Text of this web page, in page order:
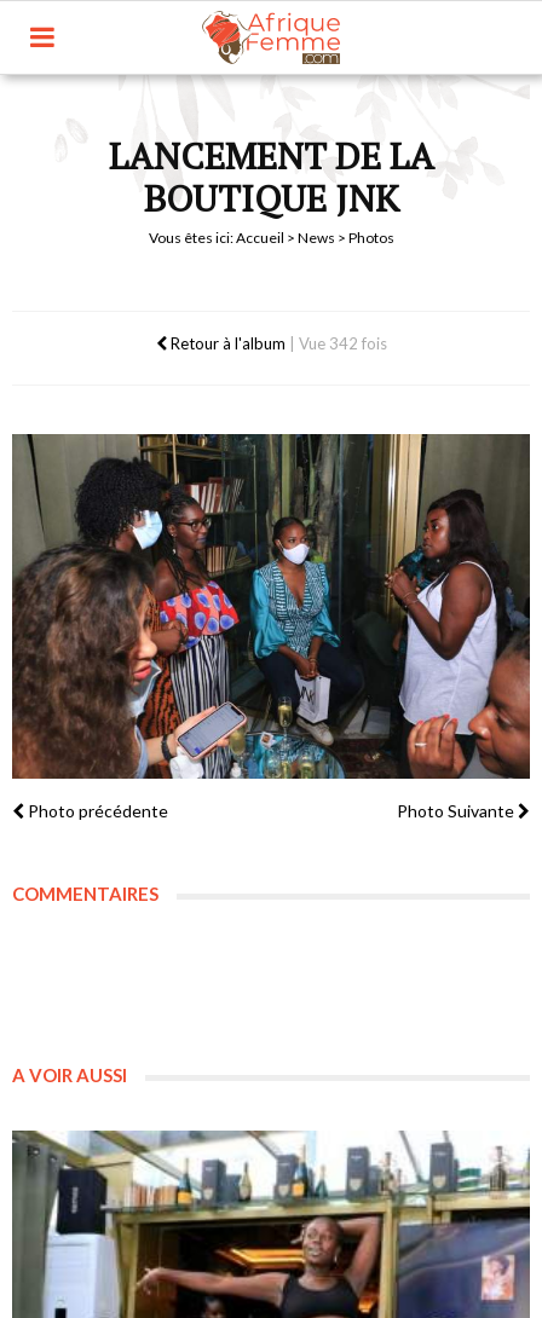
LANCEMENT DE LA
BOUTIQUE JNK
Vous êtes ici:Accueil > News > Photos
Retour à l'album Vue 342 fois
Photo précédente Photo Suivante
COMMENTAIRES
A VOIR AUSSI